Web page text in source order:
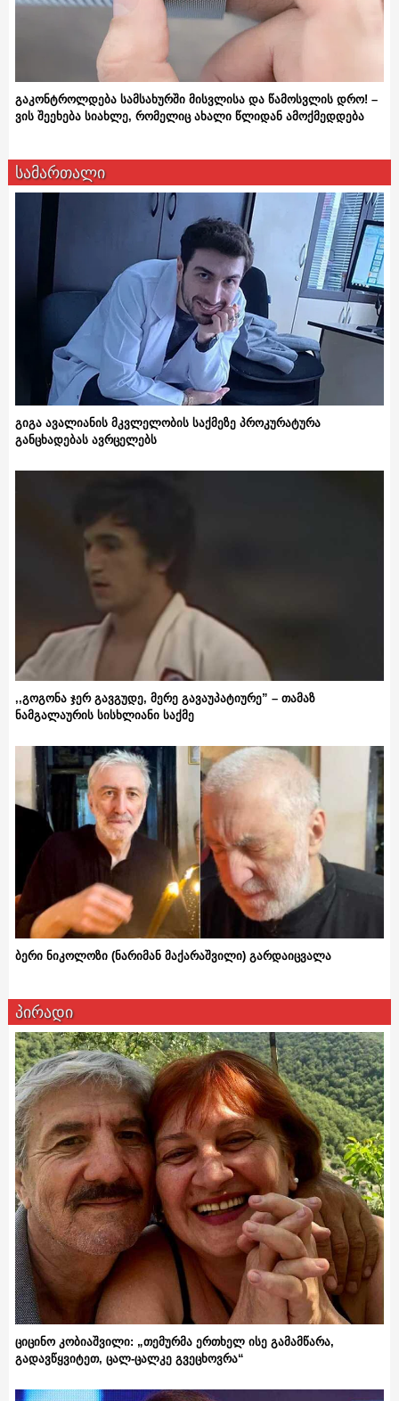
გაკონტროლდება სამსახურში მისვლისა და წამოსვლის დრო! –
ვის შეეხება სიახლე, რომელიც ახალი წლიდან ამოქმედდება
სამართალი
გიგა ავალიანის მკვლელობის საქმეზე პროკურატურა
განცხადებას ავრცელებს
,,გოგონა ჯერ გავგუდე, მერე გავაუპატიურე” – თამაზ
ნამგალაურის სისხლიანი საქმე
ბერი ნიკოლოზი (ნარიმან მაქარაშვილი) გარდაიცვალა
პირადი
ციცინო კობიაშვილი: „თემურმა ერთხელ ისე გამამწარა,
გადავწყვიტეთ, ცალ-ცალკე გვეცხოვრა“